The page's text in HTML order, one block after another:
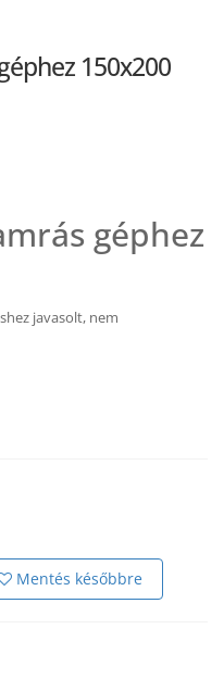
150x200
géphez
javasolt, nem
Mentés későbbre